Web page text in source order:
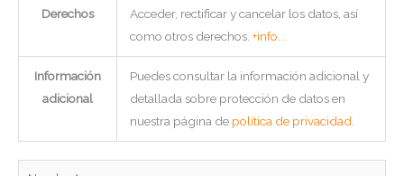
Derechos
Acceder, rectificar y cancelar los datos, así
como otros derechos. +info...
Información
adicional
Puedes consultar la información adicional y
detallada sobre protección de datos en
nuestra página de política de privacidad
Nombre*